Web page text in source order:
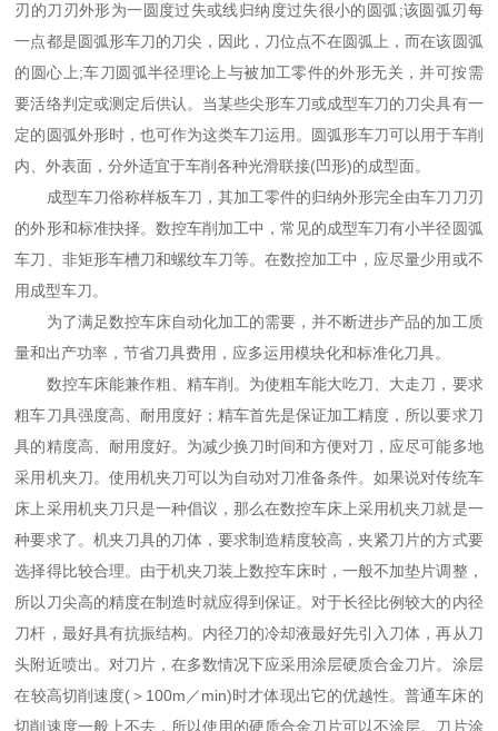
刃的刀刃外形为一圆度过失或线归纳度过失很小的圆弧;该圆弧刃每
一点都是圆弧形车刀的刀尖，因此，刀位点不在圆弧上，而在该圆弧
的圆心上;车刀圆弧半径理论上与被加工零件的外形无关，并可按需
要活络判定或测定后供认。当某些尖形车刀或成型车刀的刀尖具有一
定的圆弧外形时，也可作为这类车刀运用。圆弧形车刀可以用于车削
内、外表面，分外适宜于车削各种光滑联接(凹形)的成型面。
成型车刀俗称样板车刀，其加工零件的归纳外形完全由车刀刀刃
的外形和标准抉择。数控车削加工中，常见的成型车刀有小半径圆弧
车刀、非矩形车槽刀和螺纹车刀等。在数控加工中，应尽量少用或不
用成型车刀。
为了满足数控车床自动化加工的需要，并不断进步产品的加工质
量和出产功率，节省刀具费用，应多运用模块化和标准化刀具。
数控车床能兼作粗、精车削。为使粗车能大吃刀、大走刀，要求
粗车刀具强度高、耐用度好；精车首先是保证加工精度，所以要求刀
具的精度高、耐用度好。为减少换刀时间和方便对刀，应尽可能多地
采用机夹刀。使用机夹刀可以为自动对刀准备条件。如果说对传统车
床上采用机夹刀只是一种倡议，那么在数控车床上采用机夹刀就是一
种要求了。机夹刀具的刀体，要求制造精度较高，夹紧刀片的方式要
选择得比较合理。由于机夹刀装上数控车床时，一般不加垫片调整，
所以刀尖高的精度在制造时就应得到保证。对于长径比例较大的内径
刀杆，最好具有抗振结构。内径刀的冷却液最好先引入刀体，再从刀
头附近喷出。对刀片，在多数情况下应采用涂层硬质合金刀片。涂层
在较高切削速度(＞100m／min)时才体现出它的优越性。普通车床的
切削速度一般上不去，所以使用的硬质合金刀片可以不涂层。刀片涂